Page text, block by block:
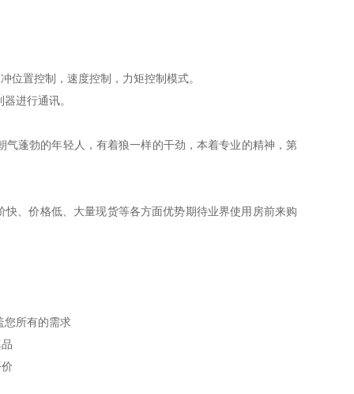
位置控制，速度控制，力矩控制模式。
进行通讯。
气蓬勃的年轻人，有着狼一样的干劲，本着专业的精神，第
、价格低、大量现货等各方面优势期待业界使用房前来购
您所有的需求